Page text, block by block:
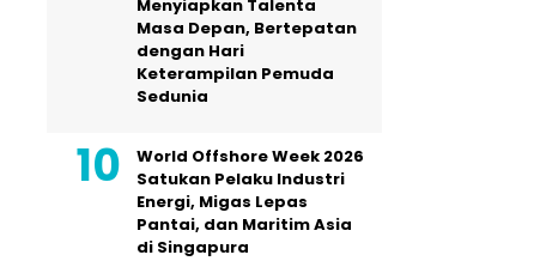
Menyiapkan Talenta
Masa Depan, Bertepatan
dengan Hari
Keterampilan Pemuda
Sedunia
World Offshore Week 2026
Satukan Pelaku Industri
Energi, Migas Lepas
Pantai, dan Maritim Asia
di Singapura